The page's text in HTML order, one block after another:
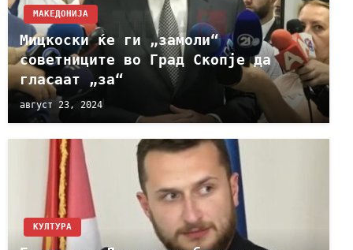
МАКЕДОНИЈА
Мицкоски ќе ги „замоли“
советниците во Град Скопје да
гласаат „за“
август 23, 2024
КУЛТУРА